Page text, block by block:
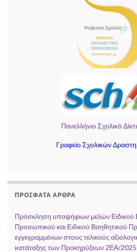
Πανελλήνιο Σχολικό
Γραφείο Σχολικών
ΠΡΌΣΦΑΤΑ ΆΡΘΡΑ
Πρόσκληση υποψήφιων μελών Ειδικού
Προσωπικού και Ειδικού Βοηθητικού
εγγεγραμμένων στους τελικούς
κατάταξης των Προκηρύξεων 2ΕΑ/